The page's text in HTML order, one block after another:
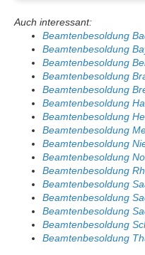
Auch interessant:
Beamtenbesoldung
Beamtenbesoldung
Beamtenbesoldung
Beamtenbesoldung
Beamtenbesoldung
Beamtenbesoldung
Beamtenbesoldung
Beamtenbesoldung
Beamtenbesoldung
Beamtenbesoldung
Beamtenbesoldung
Beamtenbesoldung
Beamtenbesoldung
Beamtenbesoldung
Beamtenbesoldung
Beamtenbesoldung